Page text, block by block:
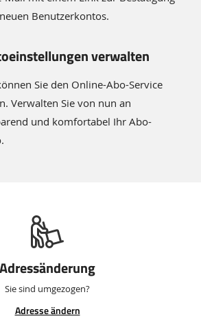
Benutzerkontos.
verwalten
Sie den Online-Abo-Service
Verwalten Sie von nun an
und komfortabel Ihr Abo-
Adressänderung
Sie sind umgezogen?
Adresse ändern